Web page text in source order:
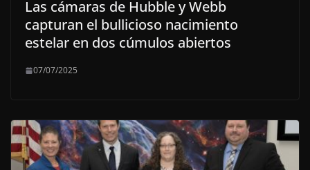
Las cámaras de Hubble y Webb
capturan el bullicioso nacimiento
estelar en dos cúmulos abiertos
07/07/2025